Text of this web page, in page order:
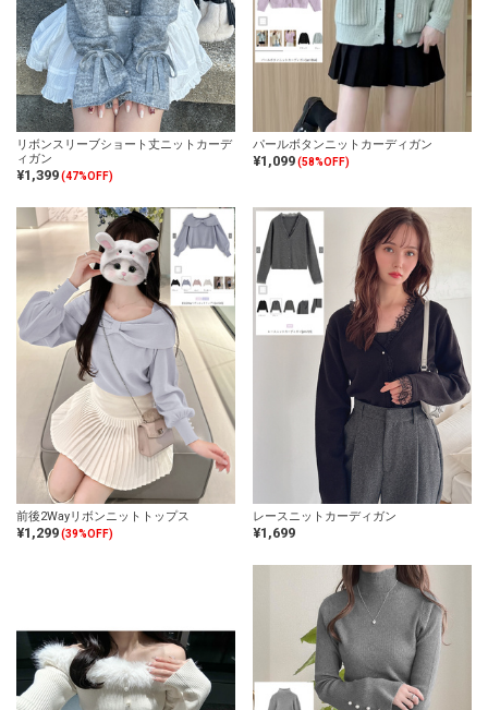
リボンスリーブショート丈ニットカーデ
ィガン
¥1,399(47%OFF)
パールボタンニットカーディガン
¥1,099(58%OFF)
前後2Wayリボンニットトップス
¥1,299(39%OFF)
レースニットカーディガン
¥1,699